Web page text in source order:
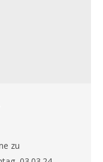
zu